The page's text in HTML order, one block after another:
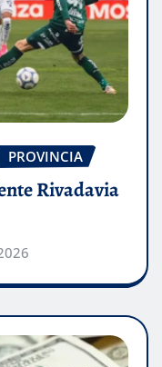
PROVINCIA
Rivadavia